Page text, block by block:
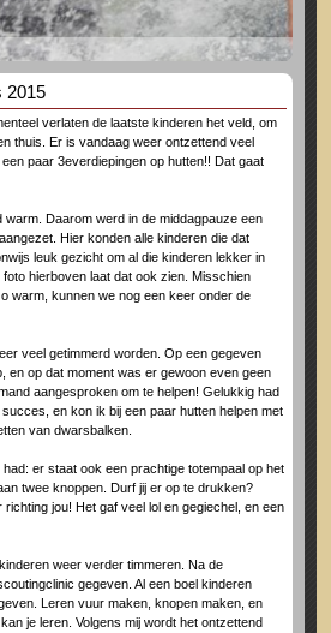
2015
verlaten de laatste kinderen het veld, om
thuis. Er is vandaag weer ontzettend veel
paar 3everdiepingen op hutten!! Dat gaat
warm. Daarom werd in de middagpauze een
Hier konden alle kinderen die dat
leuk gezicht om al die kinderen lekker in
hierboven laat dat ook zien. Misschien
warm, kunnen we nog een keer onder de
veel getimmerd worden. Op een gegeven
en op dat moment was er gewoon even geen
aangesproken om te helpen! Gelukkig had
en kon ik bij een paar hutten helpen met
van dwarsbalken.
er staat ook een prachtige totempaal op het
twee knoppen. Durf jij er op te drukken?
jou! Het gaf veel lol en gegiechel, en een
weer verder timmeren. Na de
gegeven. Al een boel kinderen
Leren vuur maken, knopen maken, en
je leren. Volgens mij wordt het ontzettend